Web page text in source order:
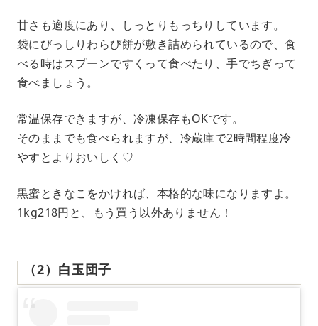
甘さも適度にあり、しっとりもっちりしています。
袋にびっしりわらび餅が敷き詰められているので、食
べる時はスプーンですくって食べたり、手でちぎって
食べましょう。
常温保存できますが、冷凍保存もOKです。
そのままでも食べられますが、冷蔵庫で2時間程度冷
やすとよりおいしく♡
黒蜜ときなこをかければ、本格的な味になりますよ。
1kg218円と、もう買う以外ありません！
（2）白玉団子